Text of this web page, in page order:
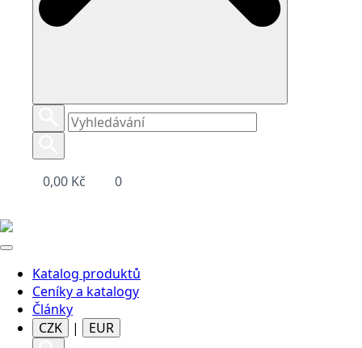
0,00 Kč 0
Katalog produktů
Ceníky a katalogy
Články
CZK
| EUR